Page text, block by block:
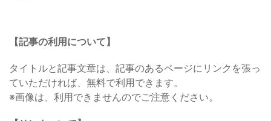
【記事の利用について】
タイトルと記事文章は、記事のあるページにリンクを張っ
ていただければ、無料で利用できます。
※画像は、利用できませんのでご注意ください。